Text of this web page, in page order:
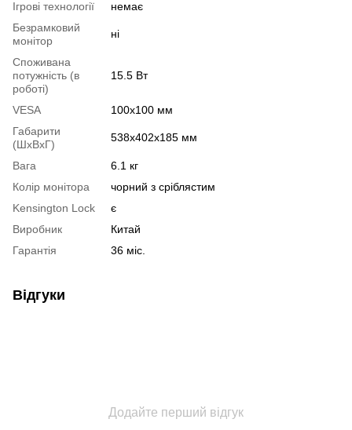
Ігрові технології
немає
Безрамковий
монітор
ні
Споживана
потужність (в
роботі)
15.5 Вт
VESA
100х100 мм
Габарити
(ШхВхГ)
538х402х185 мм
Вага
6.1 кг
Колір монітора
чорний з сріблястим
Kensington Lock
є
Виробник
Китай
Гарантія
36 міс.
Відгуки
Додайте перший відгук